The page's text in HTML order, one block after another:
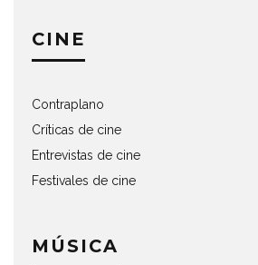
CINE
Contraplano
Críticas de cine
Entrevistas de cine
Festivales de cine
MÚSICA